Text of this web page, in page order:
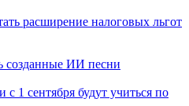
расширение налоговых льгот
созданные ИИ песни
1 сентября будут учиться по